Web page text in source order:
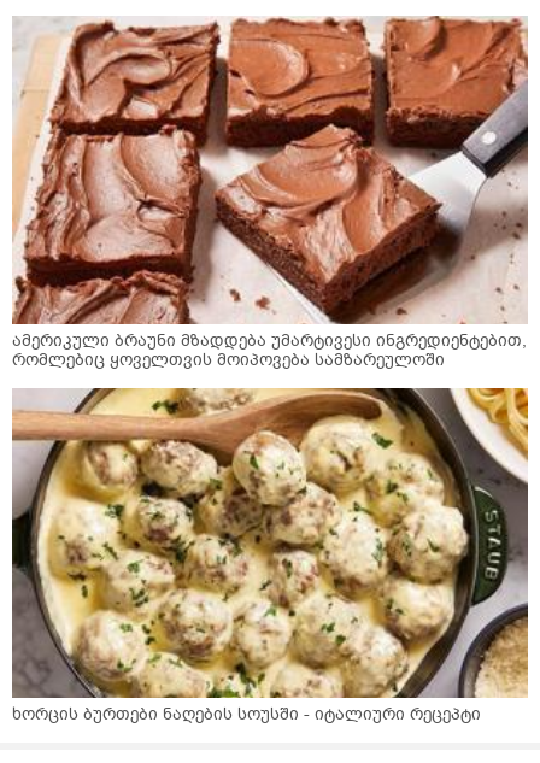
ამერიკული ბრაუნი მზადდება უმარტივესი ინგრედიენტებით,
რომლებიც ყოველთვის მოიპოვება სამზარეულოში
ხორცის ბურთები ნაღების სოუსში - იტალიური რეცეპტი